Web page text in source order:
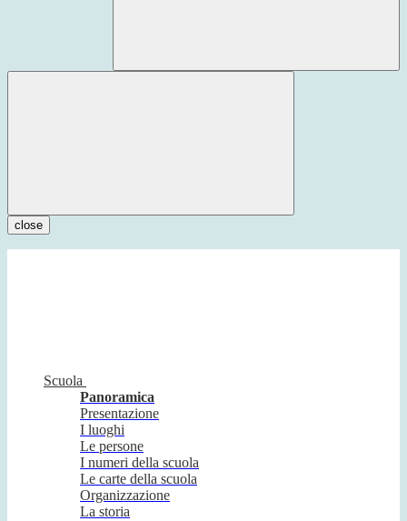
close
Scuola
Panoramica
Presentazione
I luoghi
Le persone
I numeri della scuola
Le carte della scuola
Organizzazione
La storia